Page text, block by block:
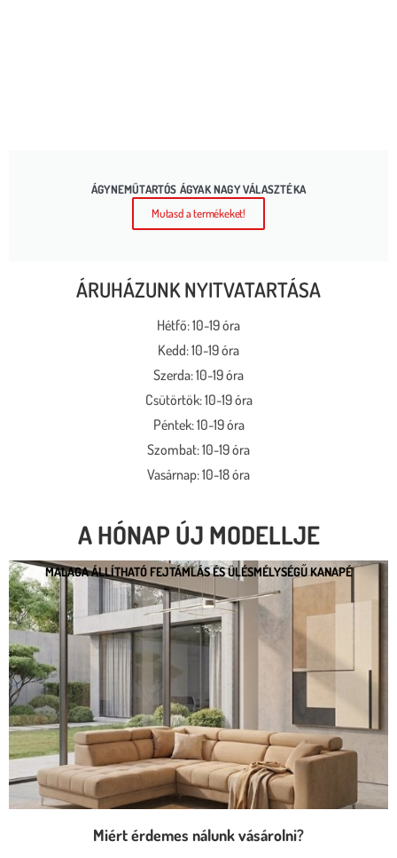
ÁGYNEMŰTARTÓS ÁGYAK NAGY VÁLASZTÉKA
Mutasd a termékeket!
ÁRUHÁZUNK NYITVATARTÁSA
Hétfő: 10-19 óra
Kedd: 10-19 óra
Szerda: 10-19 óra
Csütörtök: 10-19 óra
Péntek: 10-19 óra
Szombat: 10-19 óra
Vasárnap: 10-18 óra
A HÓNAP ÚJ MODELLJE
MALAGA ÁLLÍTHATÓ FEJTÁMLÁS ÉS ÜLÉSMÉLYSÉGŰ KANAPÉ
MALAGA ÁLLÍTHATÓ FEJTÁMLÁS ÉS
ÜLÉSMÉLYSÉGŰ KANAPÉ
* kedvező ár
* moduláris rendszer
* motoros állíthatóság
Megnézem
Miért érdemes nálunk vásárolni?